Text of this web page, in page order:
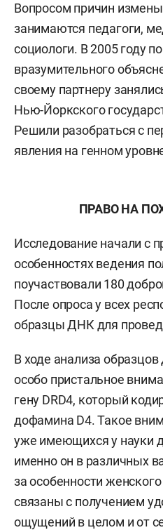
Вопросом причин
занимаются педагоги,
социологи. В 2005 году
вразумительного
своему партнеру
Нью-Йоркского
Решили разобраться с
явления на генном
ПРАВО НА
Исследование начали с
особенностях ведения
поучаствовали 180
После опроса у всех
образцы ДНК для
В ходе анализа
особо пристальное
гену DRD4, который
дофамина D4. Такое
уже имеющихся у науки
именно он в различных
за особенности
связаны с получением
ощущений в целом и от